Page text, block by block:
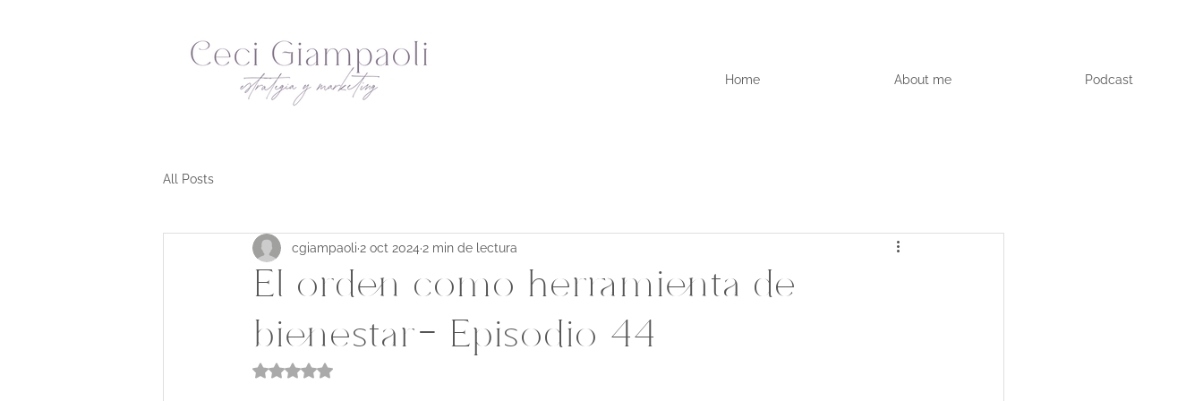
Home About me Podcast
All Posts
El orden como herramienta de
bienestar- Episodio 44
cgiampaoli 2 oct 2024 2 min de lectura
Obtuvo NaN de 5 estrellas.